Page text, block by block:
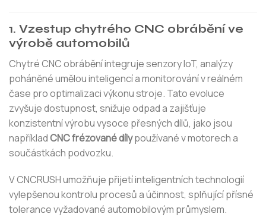
1. Vzestup chytrého CNC obrábění ve
výrobě automobilů
Chytré CNC obrábění integruje senzory IoT, analýzy
poháněné umělou inteligencí a monitorování v reálném
čase pro optimalizaci výkonu stroje. Tato evoluce
zvyšuje dostupnost, snižuje odpad a zajišťuje
konzistentní výrobu vysoce přesných dílů, jako jsou
napříkladCNC frézované dílypoužívané v motorech a
součástkách podvozku.
V CNCRUSH umožňuje přijetí inteligentních technologií
vylepšenou kontrolu procesů a účinnost, splňující přísné
tolerance vyžadované automobilovým průmyslem.